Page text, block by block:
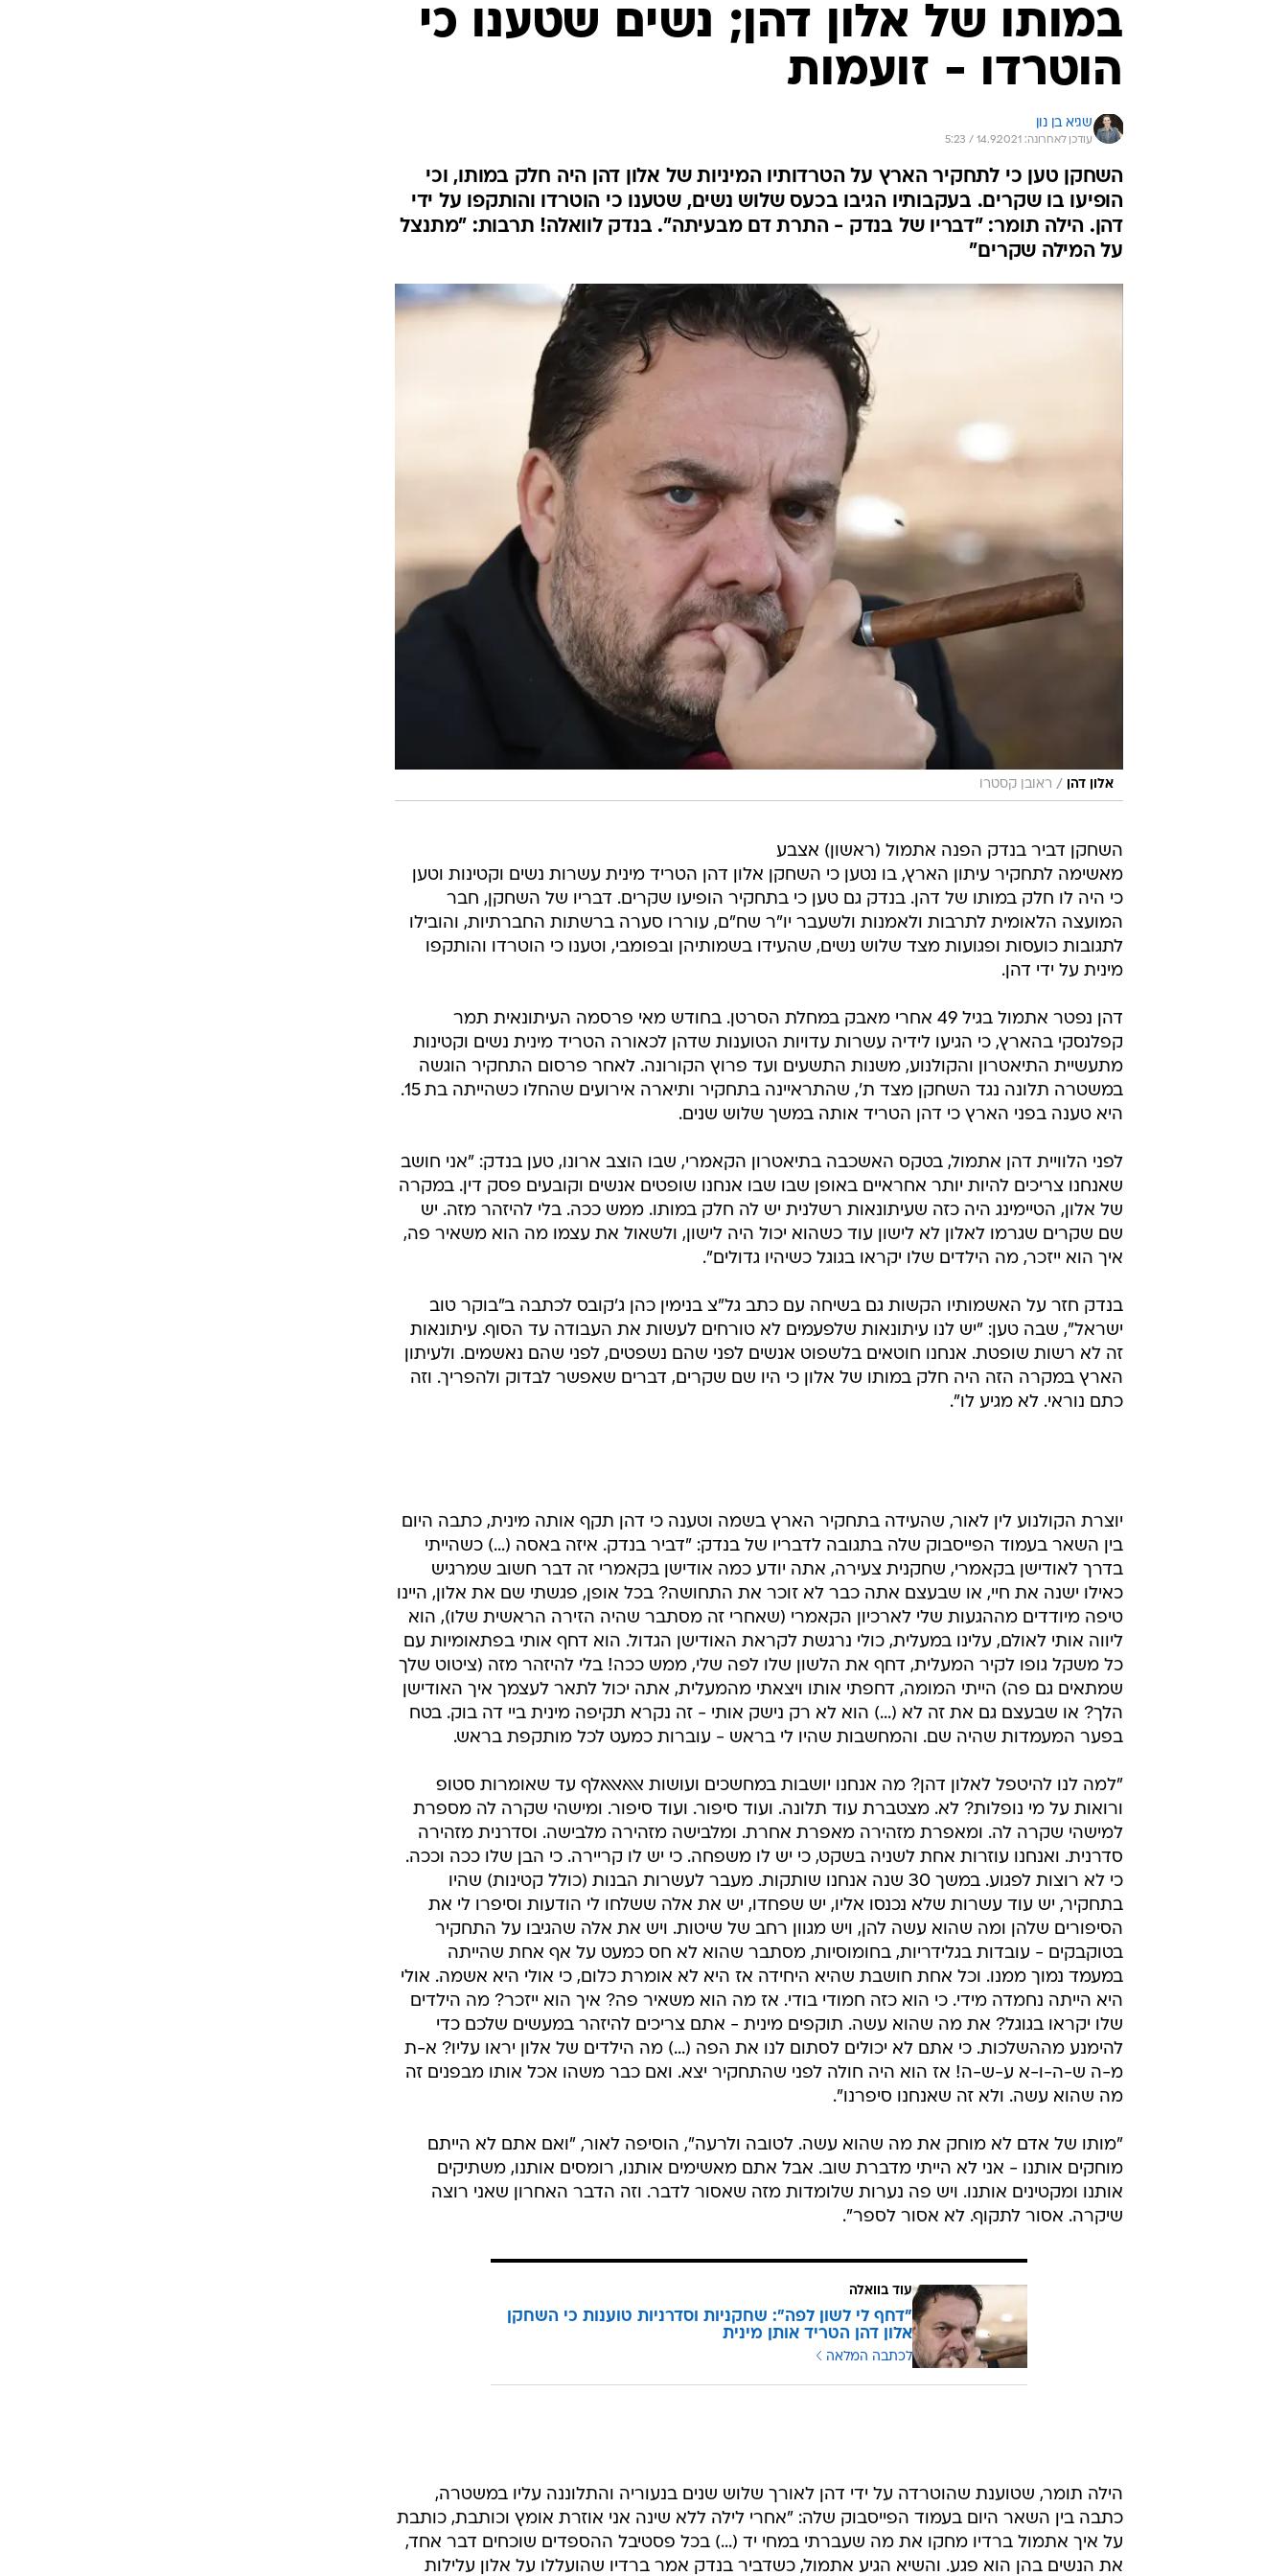
במותו של אלון דהן; נשים שטענו כי
הוטרדו - זועמות
שגיא בן נון
עודכן לאחרונה: 14.9.2021 / 5:23
השחקן טען כי לתחקיר הארץ על הטרדותיו המיניות של אלון דהן היה חלק במותו, וכי
הופיעו בו שקרים. בעקבותיו הגיבו בכעס שלוש נשים, שטענו כי הוטרדו והותקפו על ידי
דהן. הילה תומר: "דבריו של בנדק - התרת דם מבעיתה". בנדק לוואלה! תרבות: "מתנצל
על המילה שקרים"
אלון דהן / ראובן קסטרו
השחקן דביר בנדק הפנה אתמול (ראשון) אצבע
מאשימה לתחקיר עיתון הארץ, בו נטען כי השחקן אלון דהן הטריד מינית עשרות נשים וקטינות וטען
כי היה לו חלק במותו של דהן. בנדק גם טען כי בתחקיר הופיעו שקרים. דבריו של השחקן, חבר
המועצה הלאומית לתרבות ולאמנות ולשעבר יו"ר שח"ם, עוררו סערה ברשתות החברתיות, והובילו
לתגובות כועסות ופגועות מצד שלוש נשים, שהעידו בשמותיהן ובפומבי, וטענו כי הוטרדו והותקפו
מינית על ידי דהן.
דהן נפטר אתמול בגיל 49 אחרי מאבק במחלת הסרטן. בחודש מאי פרסמה העיתונאית תמר
קפלנסקי בהארץ, כי הגיעו לידיה עשרות עדויות הטוענות שדהן לכאורה הטריד מינית נשים וקטינות
מתעשיית התיאטרון והקולנוע, משנות התשעים ועד פרוץ הקורונה. לאחר פרסום התחקיר הוגשה
במשטרה תלונה נגד השחקן מצד ת', שהתראיינה בתחקיר ותיארה אירועים שהחלו כשהייתה בת 15.
היא טענה בפני הארץ כי דהן הטריד אותה במשך שלוש שנים.
לפני הלוויית דהן אתמול, בטקס האשכבה בתיאטרון הקאמרי, שבו הוצב ארונו, טען בנדק: "אני חושב
שאנחנו צריכים להיות יותר אחראיים באופן שבו שבו אנחנו שופטים אנשים וקובעים פסק דין. במקרה
של אלון, הטיימינג היה כזה שעיתונאות רשלנית יש לה חלק במותו. ממש ככה. בלי להיזהר מזה. יש
שם שקרים שגרמו לאלון לא לישון עוד כשהוא יכול היה לישון, ולשאול את עצמו מה הוא משאיר פה,
איך הוא ייזכר, מה הילדים שלו יקראו בגוגל כשיהיו גדולים".
בנדק חזר על האשמותיו הקשות גם בשיחה עם כתב גל"צ בנימין כהן ג'קובס לכתבה ב"בוקר טוב
ישראל", שבה טען: "יש לנו עיתונאות שלפעמים לא טורחים לעשות את העבודה עד הסוף. עיתונאות
זה לא רשות שופטת. אנחנו חוטאים בלשפוט אנשים לפני שהם נשפטים, לפני שהם נאשמים. ולעיתון
הארץ במקרה הזה היה חלק במותו של אלון כי היו שם שקרים, דברים שאפשר לבדוק ולהפריך. וזה
כתם נוראי. לא מגיע לו".
יוצרת הקולנוע לין לאור, שהעידה בתחקיר הארץ בשמה וטענה כי דהן תקף אותה מינית, כתבה היום
בין השאר בעמוד הפייסבוק שלה בתגובה לדבריו של בנדק: "דביר בנדק. איזה באסה (...) כשהייתי
בדרך לאודישן בקאמרי, שחקנית צעירה, אתה יודע כמה אודישן בקאמרי זה דבר חשוב שמרגיש
כאילו ישנה את חיי, או שבעצם אתה כבר לא זוכר את התחושה? בכל אופן, פגשתי שם את אלון, היינו
טיפה מיודדים מההגעות שלי לארכיון הקאמרי (שאחרי זה מסתבר שהיה הזירה הראשית שלו), הוא
ליווה אותי לאולם, עלינו במעלית, כולי נרגשת לקראת האודישן הגדול. הוא דחף אותי בפתאומיות עם
כל משקל גופו לקיר המעלית, דחף את הלשון שלו לפה שלי, ממש ככה! בלי להיזהר מזה (ציטוט שלך
שמתאים גם פה) הייתי המומה, דחפתי אותו ויצאתי מהמעלית, אתה יכול לתאר לעצמך איך האודישן
הלך? או שבעצם גם את זה לא (...) הוא לא רק נישק אותי - זה נקרא תקיפה מינית ביי דה בוק. בטח
בפער המעמדות שהיה שם. והמחשבות שהיו לי בראש - עוברות כמעט לכל מותקפת בראש.
"למה לנו להיטפל לאלון דהן? מה אנחנו יושבות במחשכים ועושות אאאאאאלף עד שאומרות סטופ
ורואות על מי נופלות? לא. מצטברת עוד תלונה. ועוד סיפור. ועוד סיפור. ומישהי שקרה לה מספרת
למישהי שקרה לה. ומאפרת מזהירה מאפרת אחרת. ומלבישה מזהירה מלבישה. וסדרנית מזהירה
סדרנית. ואנחנו עוזרות אחת לשניה בשקט, כי יש לו משפחה. כי יש לו קריירה. כי הבן שלו ככה וככה.
כי לא רוצות לפגוע. במשך 30 שנה אנחנו שותקות. מעבר לעשרות הבנות (כולל קטינות) שהיו
בתחקיר, יש עוד עשרות שלא נכנסו אליו, יש שפחדו, יש את אלה ששלחו לי הודעות וסיפרו לי את
הסיפורים שלהן ומה שהוא עשה להן, ויש מגוון רחב של שיטות. ויש את אלה שהגיבו על התחקיר
בטוקבקים - עובדות בגלידריות, בחומוסיות, מסתבר שהוא לא חס כמעט על אף אחת שהייתה
במעמד נמוך ממנו. וכל אחת חושבת שהיא היחידה אז היא לא אומרת כלום, כי אולי היא אשמה. אולי
היא הייתה נחמדה מידי. כי הוא כזה חמודי בודי. אז מה הוא משאיר פה? איך הוא ייזכר? מה הילדים
שלו יקראו בגוגל? את מה שהוא עשה. תוקפים מינית - אתם צריכים להיזהר במעשים שלכם כדי
להימנע מההשלכות. כי אתם לא יכולים לסתום לנו את הפה (...) מה הילדים של אלון יראו עליו? א-ת
מ-ה ש-ה-ו-א ע-ש-ה! אז הוא היה חולה לפני שהתחקיר יצא. ואם כבר משהו אכל אותו מבפנים זה
מה שהוא עשה. ולא זה שאנחנו סיפרנו".
"מותו של אדם לא מוחק את מה שהוא עשה. לטובה ולרעה", הוסיפה לאור, "ואם אתם לא הייתם
מוחקים אותנו - אני לא הייתי מדברת שוב. אבל אתם מאשימים אותנו, רומסים אותנו, משתיקים
אותנו ומקטינים אותנו. ויש פה נערות שלומדות מזה שאסור לדבר. וזה הדבר האחרון שאני רוצה
שיקרה. אסור לתקוף. לא אסור לספר".
עוד בוואלה
"דחף לי לשון לפה": שחקניות וסדרניות טוענות כי השחקן
אלון דהן הטריד אותן מינית
לכתבה המלאה
הילה תומר, שטוענת שהוטרדה על ידי דהן לאורך שלוש שנים בנעוריה והתלוננה עליו במשטרה,
כתבה בין השאר היום בעמוד הפייסבוק שלה: "אחרי לילה ללא שינה אני אוזרת אומץ וכותבת, כותבת
על איך אתמול ברדיו מחקו את מה שעברתי במחי יד (...) בכל פסטיבל ההספדים שוכחים דבר אחד,
את הנשים בהן הוא פגע. והשיא הגיע אתמול, כשדביר בנדק אמר ברדיו שהועללו על אלון עלילות